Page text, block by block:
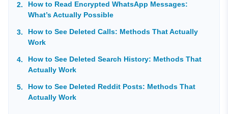
How to Read Encrypted WhatsApp Messages:
What’s Actually Possible
How to See Deleted Calls: Methods That Actually
Work
How to See Deleted Search History: Methods That
Actually Work
How to See Deleted Reddit Posts: Methods That
Actually Work